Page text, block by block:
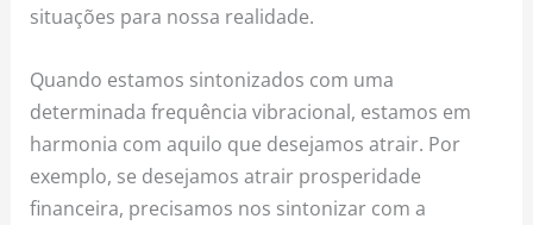
situações para nossa realidade.
Quando estamos sintonizados com uma
determinada frequência vibracional, estamos em
harmonia com aquilo que desejamos atrair. Por
exemplo, se desejamos atrair prosperidade
financeira, precisamos nos sintonizar com a